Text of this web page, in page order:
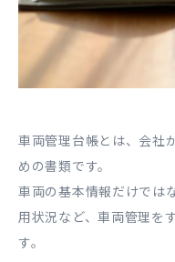
車両管理台帳とは、会社
めの書類です。
車両の基本情報だけでは
用状況など、車両管理を
す。